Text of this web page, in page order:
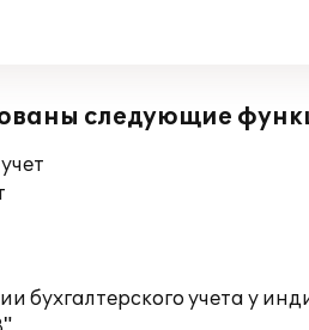
следующие
бухгалтерского учета у